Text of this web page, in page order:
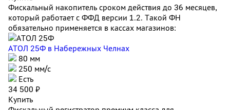
Фискальный накопитель сроком действия до 36 месяцев,
который работает с ФФД версии 1.2. Такой ФН
обязательно применяется в кассах магазинов:
АТОЛ 25Ф в Набережных Челнах
80 мм
250 мм/с
Есть
34 500 ₽
Купить